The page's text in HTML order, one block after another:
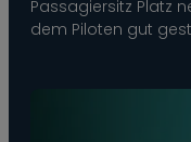
Passagiersitz Platz
dem Piloten gut